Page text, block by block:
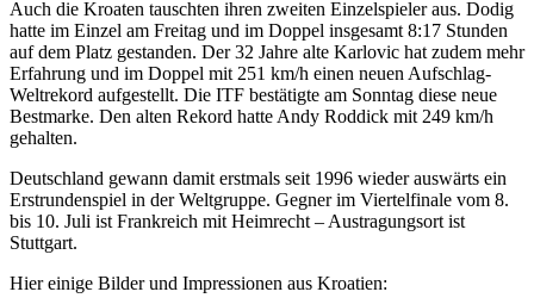
Auch die Kroaten tauschten ihren zweiten Einzelspieler aus. Dodig
hatte im Einzel am Freitag und im Doppel insgesamt 8:17 Stunden
auf dem Platz gestanden. Der 32 Jahre alte Karlovic hat zudem mehr
Erfahrung und im Doppel mit 251 km/h einen neuen Aufschlag-
Weltrekord aufgestellt. Die ITF bestätigte am Sonntag diese neue
Bestmarke. Den alten Rekord hatte Andy Roddick mit 249 km/h
gehalten.
Deutschland gewann damit erstmals seit 1996 wieder auswärts ein
Erstrundenspiel in der Weltgruppe. Gegner im Viertelfinale vom 8.
bis 10. Juli ist Frankreich mit Heimrecht – Austragungsort ist
Stuttgart.
Hier einige Bilder und Impressionen aus Kroatien: